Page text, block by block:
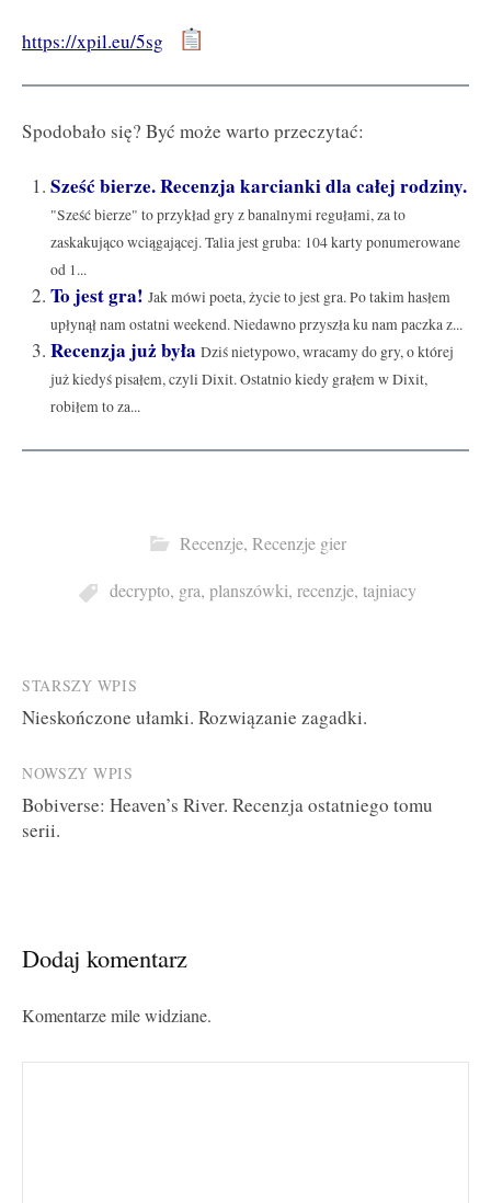
https://xpil.eu/5sg
Spodobało się? Być może warto przeczytać:
Sześć bierze. Recenzja karcianki dla całej rodziny.
"Sześć bierze" to przykład gry z banalnymi regułami, za to
zaskakująco wciągającej. Talia jest gruba: 104 karty ponumerowane
od 1...
To jest gra! Jak mówi poeta, życie to jest gra. Po takim hasłem
upłynął nam ostatni weekend. Niedawno przyszła ku nam paczka z...
Recenzja już była Dziś nietypowo, wracamy do gry, o której
już kiedyś pisałem, czyli Dixit. Ostatnio kiedy grałem w Dixit,
robiłem to za...
Recenzje, Recenzje gier
decrypto, gra, planszówki, recenzje, tajniacy
Post
navigation
STARSZY WPIS
Nieskończone ułamki. Rozwiązanie zagadki.
NOWSZY WPIS
Bobiverse: Heaven’s River. Recenzja ostatniego tomu
serii.
Dodaj komentarz
Komentarze mile widziane.